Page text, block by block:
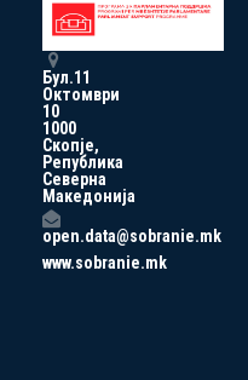
Бул.11
Октомври
10
1000
Скопје,
Република
Северна
Македонија
open.data@sobranie.mk
www.sobranie.mk